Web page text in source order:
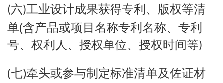
(六)工业设计成果获得专利、版权等清
单(含产品或项目名称专利名称、专利
号、权利人、授权单位、授权时间等)
(七)牵头或参与制定标准清单及佐证材